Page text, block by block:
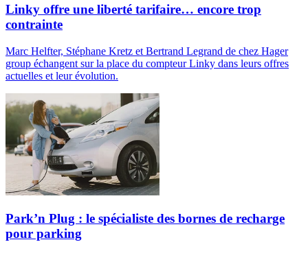
Linky offre une liberté tarifaire… encore trop
contrainte
Marc Helfter, Stéphane Kretz et Bertrand Legrand de chez Hager
group échangent sur la place du compteur Linky dans leurs offres
actuelles et leur évolution.
Park’n Plug : le spécialiste des bornes de recharge
pour parking